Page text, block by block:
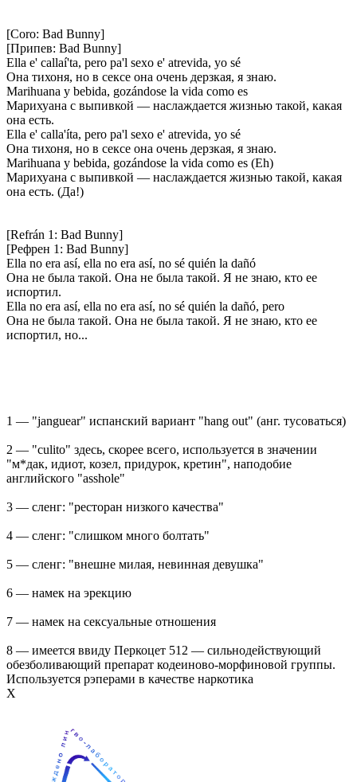
[Coro: Bad Bunny]
[Припев: Bad Bunny]
Ella e' callaí'ta, pero pa'l sexo e' atrevida, yo sé
Она тихоня, но в сексе она очень дерзкая, я знаю.
Marihuana y bebida, gozándose la vida como es
Марихуана с выпивкой — наслаждается жизнью такой, какая
она есть.
Ella e' calla'íta, pero pa'l sexo e' atrevida, yo sé
Она тихоня, но в сексе она очень дерзкая, я знаю.
Marihuana y bebida, gozándose la vida como es (Eh)
Марихуана с выпивкой — наслаждается жизнью такой, какая
она есть. (Да!)
[Refrán 1: Bad Bunny]
[Рефрен 1: Bad Bunny]
Ella no era así, ella no era así, no sé quién la dañó
Она не была такой. Она не была такой. Я не знаю, кто ее
испортил.
Ella no era así, ella no era así, no sé quién la dañó, pero
Она не была такой. Она не была такой. Я не знаю, кто ее
испортил, но...
1 — "janguear" испанский вариант "hang out" (анг. тусоваться)
2 — "culito" здесь, скорее всего, используется в значении
"м*дак, идиот, козел, придурок, кретин", наподобие
английского "asshole"
3 — сленг: "ресторан низкого качества"
4 — сленг: "слишком много болтать"
5 — сленг: "внешне милая, невинная девушка"
6 — намек на эрекцию
7 — намек на сексуальные отношения
8 — имеется ввиду Перкоцет 512 — сильнодействующий
обезболивающий препарат кодеиново-морфиновой группы.
Используется рэперами в качестве наркотика
Х